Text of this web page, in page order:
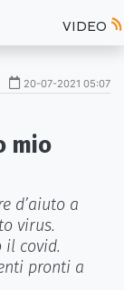
VIDEO
20-07-2021 05:07
mio
d’aiuto a
virus.
covid.
pronti a